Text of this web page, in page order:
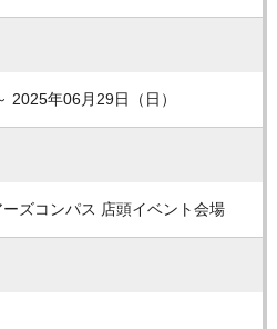
2025年06月29日（日）
ズコンパス 店頭イベント会場